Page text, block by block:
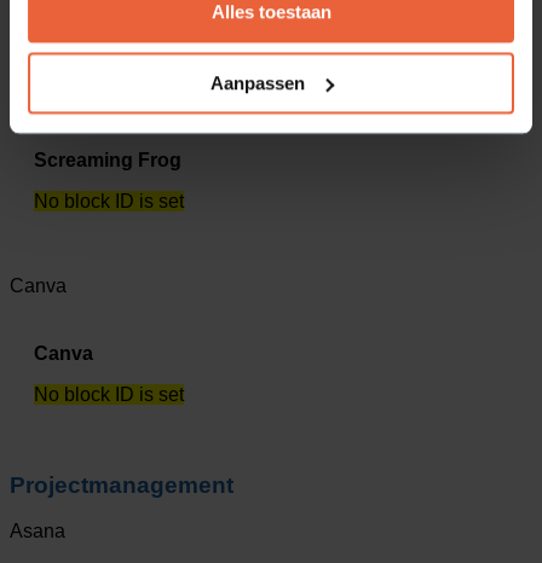
Alles toestaan
Aanpassen
Screaming Frog
No block ID is set
Canva
Canva
No block ID is set
Projectmanagement
Asana